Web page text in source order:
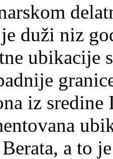
duži niz
ubikacije
iz
Berata, a to